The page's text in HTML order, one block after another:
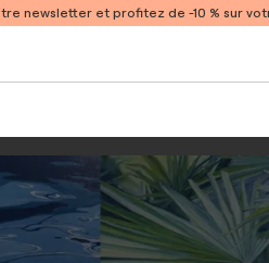
newsletter et profitez de -10 % sur